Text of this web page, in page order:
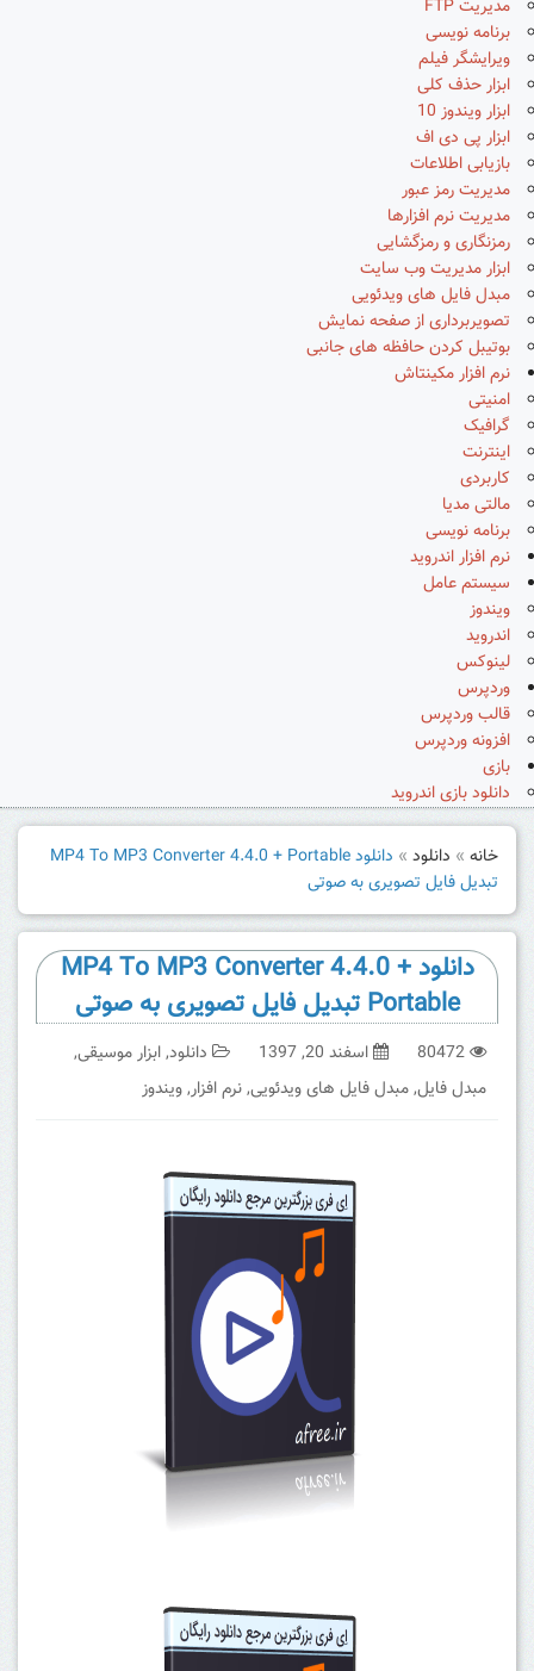
مدیریت FTP
برنامه نویسی
ویرایشگر فیلم
ابزار حذف کلی
ابزار ویندوز 10
ابزار پی دی اف
بازیابی اطلاعات
مدیریت رمز عبور
مدیریت نرم افزارها
رمزنگاری و رمزگشایی
ابزار مدیریت وب سایت
مبدل فایل های ویدئویی
تصویربرداری از صفحه نمایش
بوتیبل کردن حافظه های جانبی
نرم افزار مکینتاش
امنیتی
گرافیک
اینترنت
کاربردی
مالتی مدیا
برنامه نویسی
نرم افزار اندروید
سیستم عامل
ویندوز
اندروید
لینوکس
وردپرس
قالب وردپرس
افزونه وردپرس
بازی
دانلود بازی اندروید
خانه » دانلود »
دانلود MP4 To MP3 Converter 4.4.0 + Portable
تبدیل فایل تصویری به صوتی
دانلود MP4 To MP3 Converter 4.4.0 +
Portable تبدیل فایل تصویری به صوتی
80472 اسفند 20, 1397 دانلود,ابزار موسیقی,
مبدل فایل,مبدل فایل های ویدئویی,نرم افزار,ویندوز